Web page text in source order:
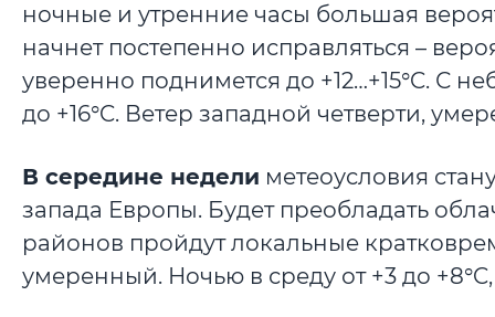
ночные и утренние часы большая
начнет постепенно исправляться –
уверенно поднимется до +12…+15°C. С
до +16°C. Ветер западной четверти,
В середине недели метеоусловия
запада Европы. Будет преобладать
районов пройдут локальные
умеренный. Ночью в среду от +3 до +8°C,